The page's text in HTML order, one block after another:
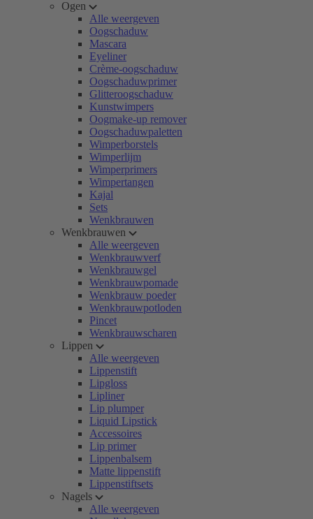
Ogen
Alle weergeven
Oogschaduw
Mascara
Eyeliner
Crème-oogschaduw
Oogschaduwprimer
Glitteroogschaduw
Kunstwimpers
Oogmake-up remover
Oogschaduwpaletten
Wimperborstels
Wimperlijm
Wimperprimers
Wimpertangen
Kajal
Sets
Wenkbrauwen
Wenkbrauwen
Alle weergeven
Wenkbrauwverf
Wenkbrauwgel
Wenkbrauwpomade
Wenkbrauw poeder
Wenkbrauwpotloden
Pincet
Wenkbrauwscharen
Lippen
Alle weergeven
Lippenstift
Lipgloss
Lipliner
Lip plumper
Liquid Lipstick
Accessoires
Lip primer
Lippenbalsem
Matte lippenstift
Lippenstiftsets
Nagels
Alle weergeven